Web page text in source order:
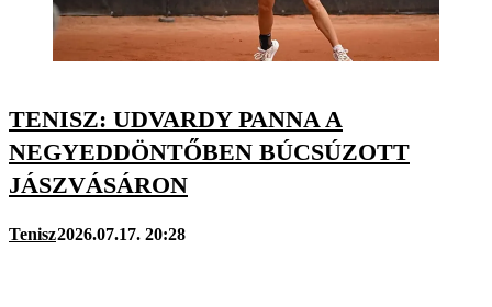
TENISZ: UDVARDY PANNA A
NEGYEDDÖNTŐBEN BÚCSÚZOTT
JÁSZVÁSÁRON
Tenisz2026.07.17. 20:28